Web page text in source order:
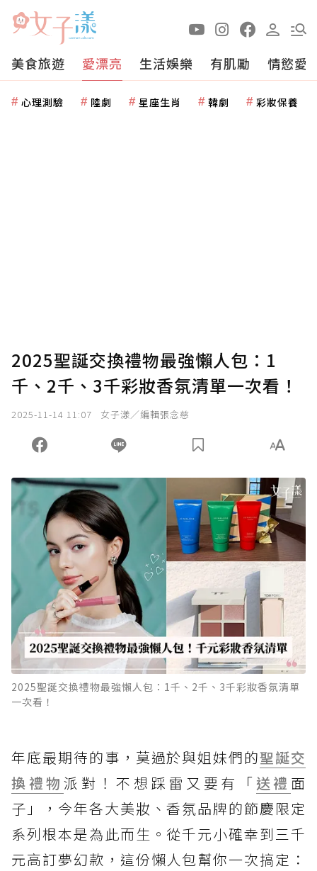
美食旅遊 愛漂亮 生活娛樂 有肌勵 情慾愛
心理測驗 陸劇 星座生肖 韓劇 彩妝保養
2025聖誕交換禮物最強懶人包：1
千、2千、3千彩妝香氛清單一次看！
2025-11-14 11:07 女子漾／編輯張念慈
2025聖誕交換禮物最強懶人包：1千、2千、3千彩妝香氛清單
一次看！
年底最期待的事，莫過於與姐妹們的聖誕交
換禮物派對！不想踩雷又要有「送禮 面
子」，今年各大美妝、香氛品牌的節慶限定
系列根本是為此而生。從千元小確幸到三千
元高訂夢幻款，這份懶人包幫你一次搞定：